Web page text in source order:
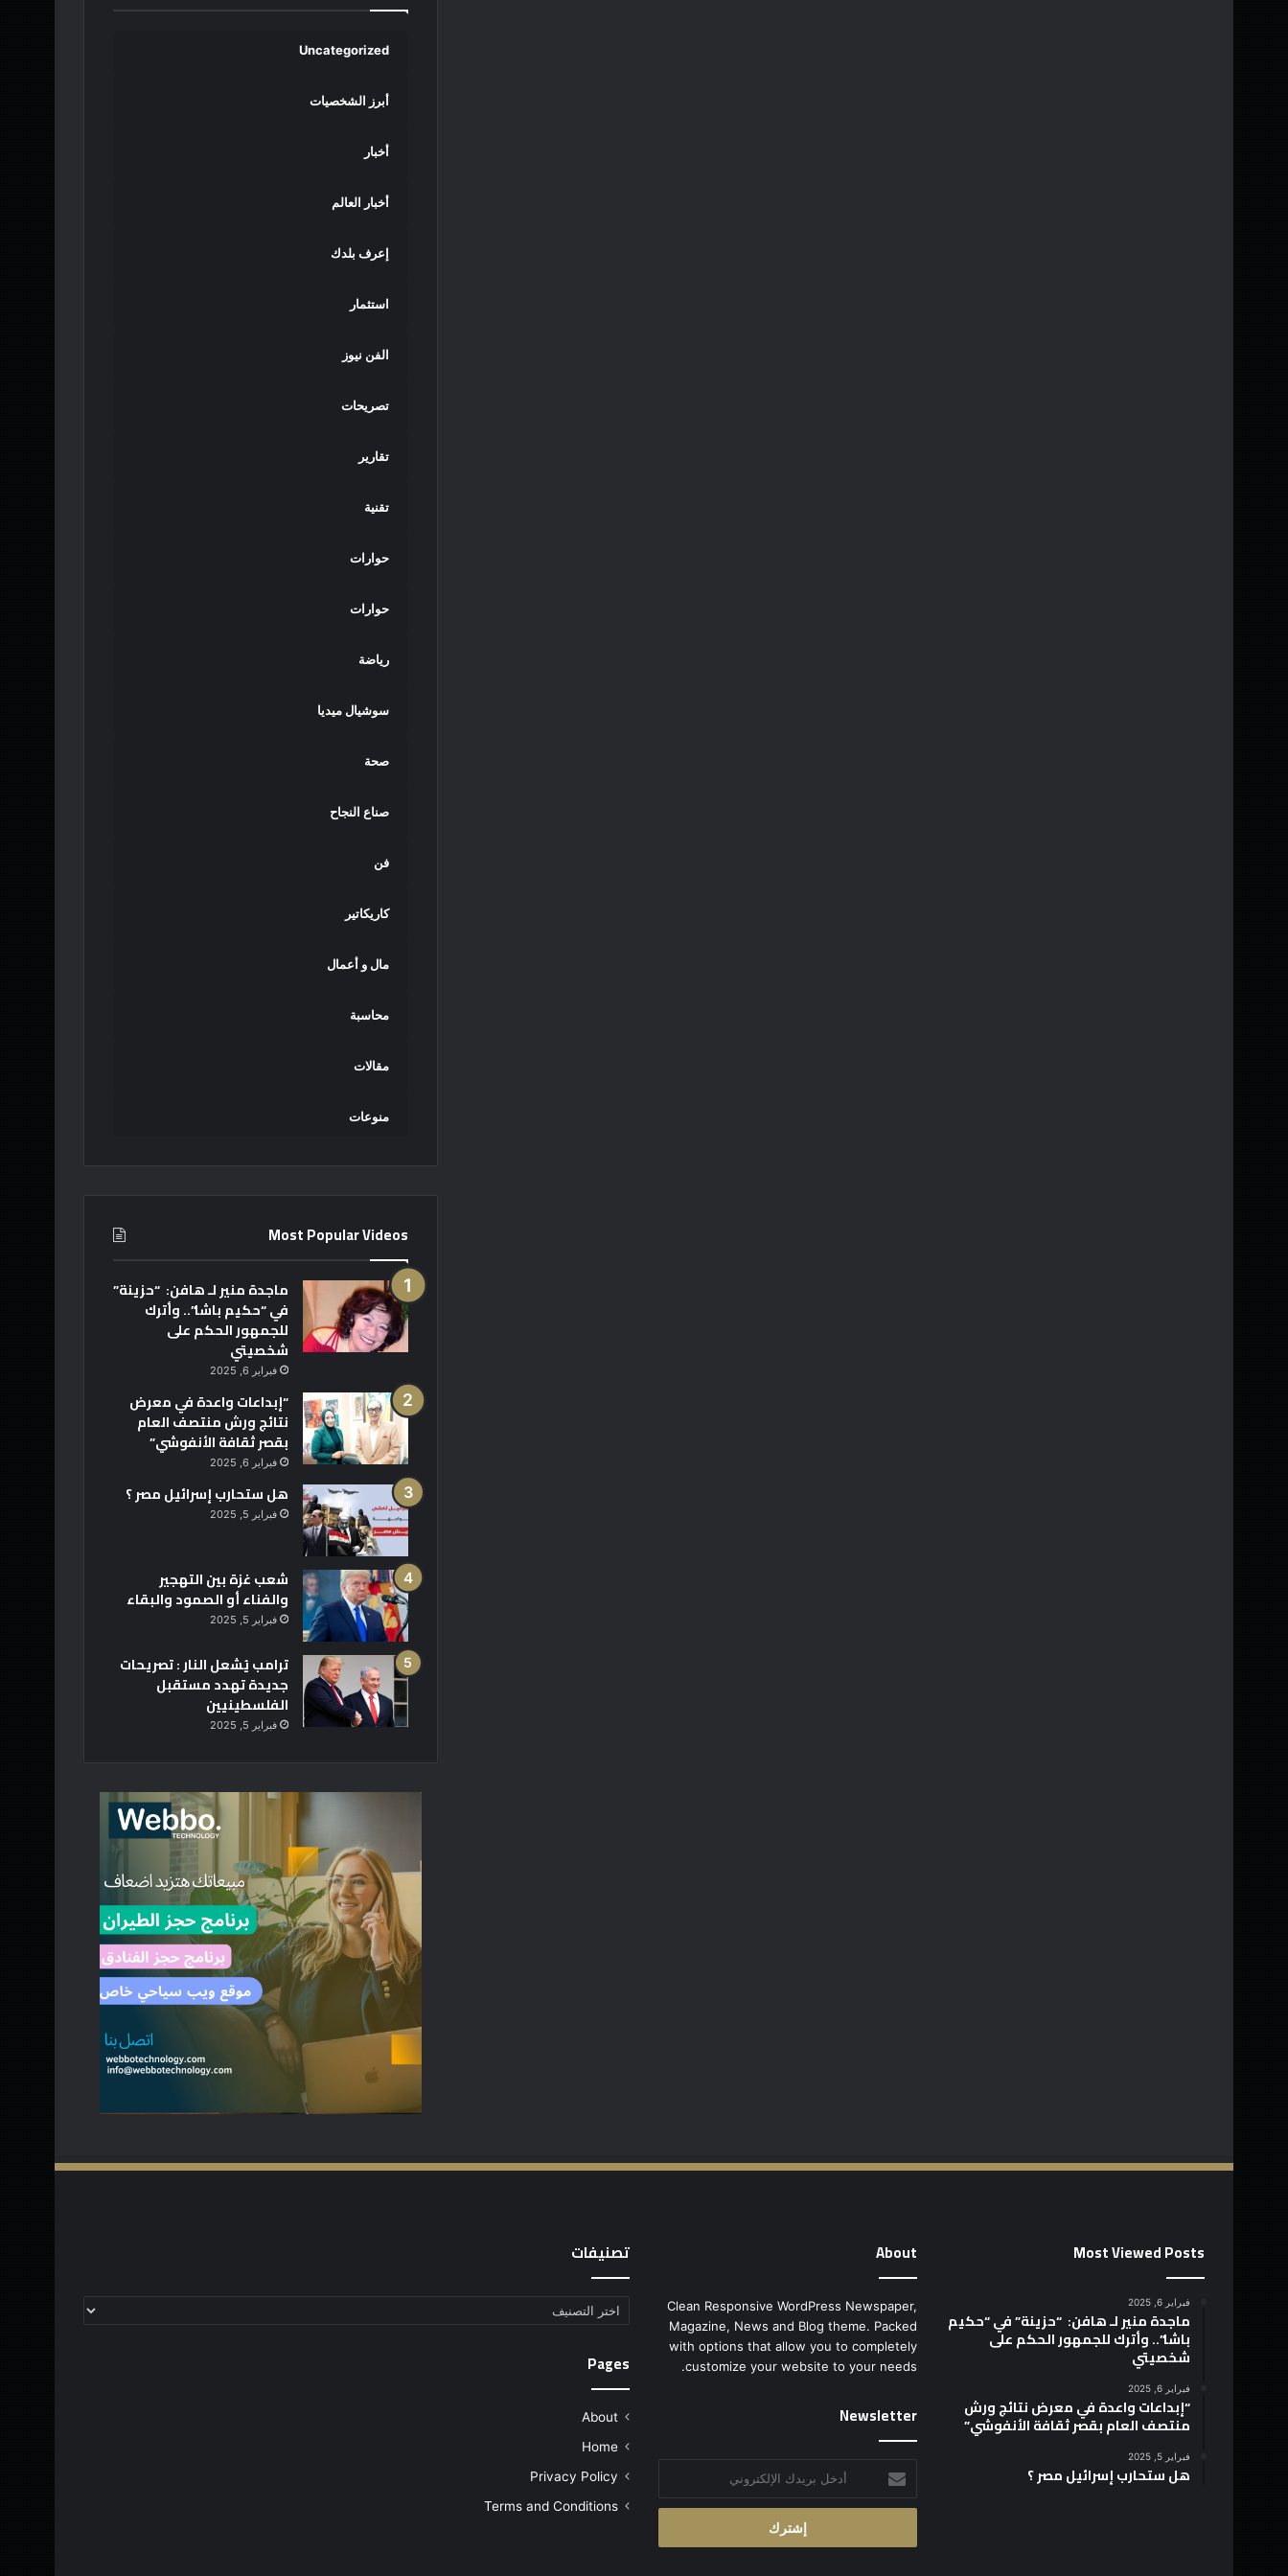
Uncategorized
أبرز الشخصيات
أخبار
أخبار العالم
إعرف بلدك
استثمار
الفن نيوز
تصريحات
تقارير
تقنية
حوارات
حوارات
رياضة
سوشيال ميديا
صحة
صناع النجاح
فن
كاريكاتير
مال و أعمال
محاسبة
مقالات
منوعات
Most Popular Videos
ماجدة منير لـ هافن: “حزينة”
في “حكيم باشا”.. وأترك
للجمهور الحكم على
شخصيتي
فبراير 6, 2025
“إبداعات واعدة في معرض
نتائج ورش منتصف العام
بقصر ثقافة الأنفوشي”
فبراير 6, 2025
هل ستحارب إسرائيل مصر ؟
فبراير 5, 2025
شعب غزة بين التهجير
والفناء أو الصمود والبقاء
فبراير 5, 2025
ترامب يُشعل النار : تصريحات
جديدة تهدد مستقبل
الفلسطينيين
فبراير 5, 2025
Most Viewed Posts
فبراير 6, 2025
ماجدة منير لـ هافن: “حزينة” في “حكيم
باشا”.. وأترك للجمهور الحكم على
شخصيتي
فبراير 6, 2025
“إبداعات واعدة في معرض نتائج ورش
منتصف العام بقصر ثقافة الأنفوشي”
فبراير 5, 2025
هل ستحارب إسرائيل مصر ؟
About
Clean Responsive WordPress Newspaper,
Magazine, News and Blog theme. Packed
with options that allow you to completely
customize your website to your needs.
Newsletter
بريدك
الإلكتروني
تصنيفات
تصنيفات
Pages
About
Home
Privacy Policy
Terms and Conditions